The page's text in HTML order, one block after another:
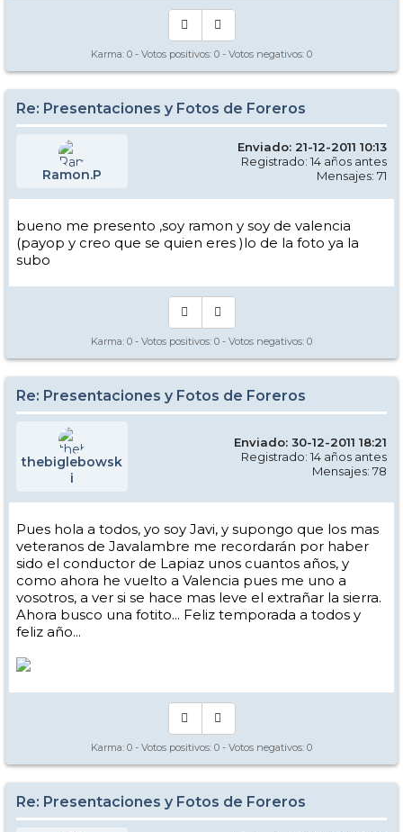
Karma: 0 - Votos positivos: 0 - Votos negativos: 0
Re: Presentaciones y Fotos de Foreros
Ramon.P
Enviado: 21-12-2011 10:13
Registrado: 14 años antes
Mensajes: 71
bueno me presento ,soy ramon y soy de valencia
(payop y creo que se quien eres )lo de la foto ya la
subo
Karma: 0 - Votos positivos: 0 - Votos negativos: 0
Re: Presentaciones y Fotos de Foreros
thebiglebowsk
i
Enviado: 30-12-2011 18:21
Registrado: 14 años antes
Mensajes: 78
Pues hola a todos, yo soy Javi, y supongo que los mas
veteranos de Javalambre me recordarán por haber
sido el conductor de Lapiaz unos cuantos años, y
como ahora he vuelto a Valencia pues me uno a
vosotros, a ver si se hace mas leve el extrañar la sierra.
Ahora busco una fotito... Feliz temporada a todos y
feliz año...
Karma: 0 - Votos positivos: 0 - Votos negativos: 0
Re: Presentaciones y Fotos de Foreros